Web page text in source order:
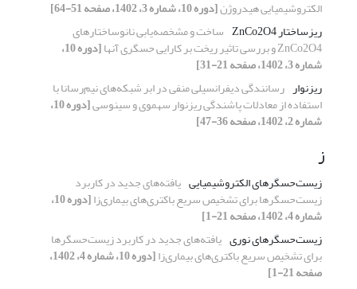
الکتروشیمیایی هیدروژن[دوره 10، شماره 3، 1402، صفحه 51-64]
ریزساختار ZnCo2O4
ساخت و مشخصه‌یابی نانوساختارهای
ZnCo2O4 و بررسی تاثیر ریخت بر کارایی حسگری آنها [دوره 10،
شماره 3، 1402، صفحه 21-31]
ریزنوار رسانندگی دیفرانسیلی منفی در ابر شبکه‌های نیم‌رسانا با
استفاده از معادلات پاشندگی ریزنوار سهموی و سینوسی [دوره 10،
شماره 2، 1402، صفحه 36-47]
ز
زیست‌حسگرهای الکتروشیمیایی یافته‌های جدید در کاربرد
زیست‌حسگرها برای تشخیص سریع باکتری‌های بیماری‌زا [دوره 10،
شماره 4، 1402، صفحه 21-1]
زیست‌حسگرهای نوری یافته‌های جدید در کاربرد زیست‌حسگرها
برای تشخیص سریع باکتری‌های بیماری‌زا [دوره 10، شماره 4، 1402،
صفحه 21-1]